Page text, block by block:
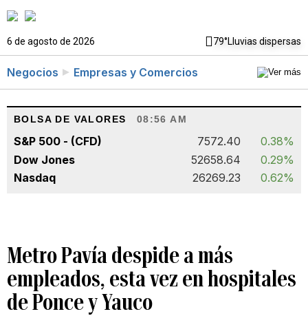
6 de agosto de 2026 79°Lluvias dispersas
Negocios Empresas y Comercios
BOLSA DE VALORES 08:56 AM
S&P 500 - (CFD) 7572.40
0.38%
Dow Jones
52658.64
0.29%
Nasdaq
26269.23 0.62%
Metro Pavía despide a más
empleados, esta vez en hospitales
de Ponce y Yauco